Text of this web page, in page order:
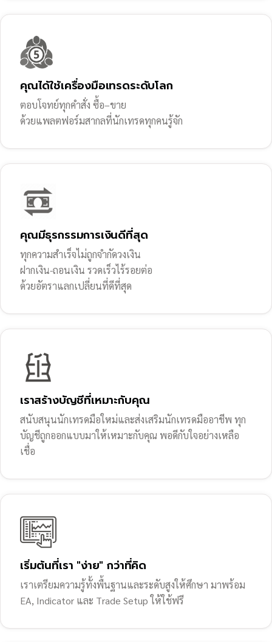
คุณได้ใช้เครื่องมือเทรดระดับโลก
ตอบโจทย์ทุกคำสั่ง ซื้อ–ขาย
ด้วยแพลตฟอร์มสากลที่นักเทรดทุกคนรู้จัก
คุณมีธุรกรรมการเงินดีที่สุด
ทุกความสำเร็จไม่ถูกจำกัดวงเงิน
ฝากเงิน-ถอนเงิน รวดเร็วไร้รอยต่อ
ด้วยอัตราแลกเปลี่ยนที่ดีที่สุด
เราสร้างบัญชีที่เหมาะกับคุณ
สนับสนุนนักเทรดมือใหม่และส่งเสริมนักเทรดมืออาชีพ ทุก
บัญชีถูกออกแบบมาให้เหมาะกับคุณ พอดีกับใจอย่างเหลือ
เชื่อ
เริ่มต้นที่เรา "ง่าย" กว่าที่คิด
เราเตรียมความรู้ทั้งพื้นฐานและระดับสูงให้ศึกษา มาพร้อม
EA, Indicator และ Trade Setup ให้ใช้ฟรี